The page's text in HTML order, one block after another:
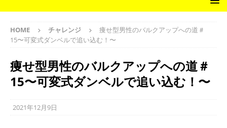
HOME チャレンジ
痩せ型男性のバルクアップへの道＃
15〜可変式ダンベルで追い込む！〜
痩せ型男性のバルクアップへの道＃
15〜可変式ダンベルで追い込む！〜
2021年12月9日